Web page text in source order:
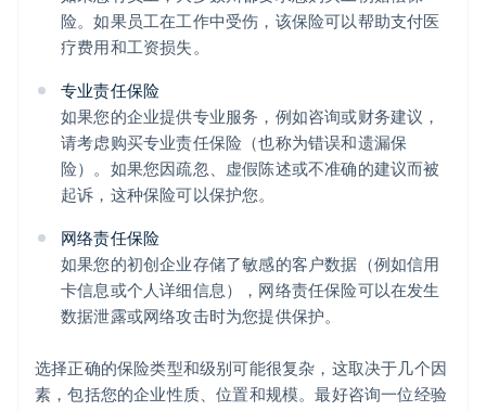
险。如果员工在工作中受伤，该保险可以帮助支付医
疗费用和工资损失。
专业责任保险
如果您的企业提供专业服务，例如咨询或财务建议，
请考虑购买专业责任保险（也称为错误和遗漏保
险）。如果您因疏忽、虚假陈述或不准确的建议而被
起诉，这种保险可以保护您。
网络责任保险
如果您的初创企业存储了敏感的客户数据（例如信用
卡信息或个人详细信息），网络责任保险可以在发生
数据泄露或网络攻击时为您提供保护。
选择正确的保险类型和级别可能很复杂，这取决于几个因
素，包括您的企业性质、位置和规模。最好咨询一位经验